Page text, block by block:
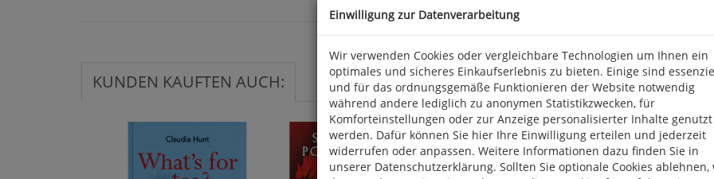
KUNDEN KAUFTEN AUCH:
Einwilligung zur Datenverarbeitung
Wir verwenden Cookies oder vergleichbare Technologien um Ihnen ein
optimales und sicheres Einkaufserlebnis zu bieten. Einige sind
und für das ordnungsgemäße Funktionieren der Website notwendig
während andere lediglich zu anonymen Statistikzwecken, für
Komforteinstellungen oder zur Anzeige personalisierter Inhalte genutzt
werden. Dafür können Sie hier Ihre Einwilligung erteilen und jederzeit
widerrufen oder anpassen. Weitere Informationen dazu finden Sie in
unserer Datenschutzerklärung. Sollten Sie optionale Cookies ablehnen,